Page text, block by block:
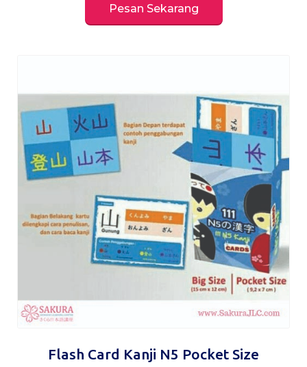
Pesan Sekarang
Flash Card Kanji N5 Pocket Size